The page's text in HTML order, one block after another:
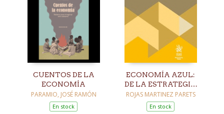
CUENTOS DE LA
ECONOMÍA
PARAMIO, JOSÉ RAMÓN
En stock
ECONOMÍA AZUL:
DE LA ESTRATEGIA
A LAS POLÍTICAS
PÚBLICAS
ROJAS MARTINEZ PARETS
En stock